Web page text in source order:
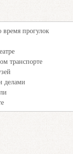
прогулок
транспорте
делами